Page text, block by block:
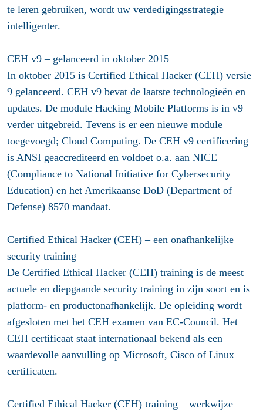
te leren gebruiken, wordt uw verdedigingsstrategie
intelligenter.
CEH v9 – gelanceerd in oktober 2015
In oktober 2015 is Certified Ethical Hacker (CEH) versie
9 gelanceerd. CEH v9 bevat de laatste technologieën en
updates. De module Hacking Mobile Platforms is in v9
verder uitgebreid. Tevens is er een nieuwe module
toegevoegd; Cloud Computing. De CEH v9 certificering
is ANSI geaccrediteerd en voldoet o.a. aan NICE
(Compliance to National Initiative for Cybersecurity
Education) en het Amerikaanse DoD (Department of
Defense) 8570 mandaat.
Certified Ethical Hacker (CEH) – een onafhankelijke
security training
De Certified Ethical Hacker (CEH) training is de meest
actuele en diepgaande security training in zijn soort en is
platform- en productonafhankelijk. De opleiding wordt
afgesloten met het CEH examen van EC-Council. Het
CEH certificaat staat internationaal bekend als een
waardevolle aanvulling op Microsoft, Cisco of Linux
certificaten.
Certified Ethical Hacker (CEH) training – werkwijze